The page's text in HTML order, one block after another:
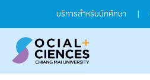
บริการสำหรับนักศึกษา |